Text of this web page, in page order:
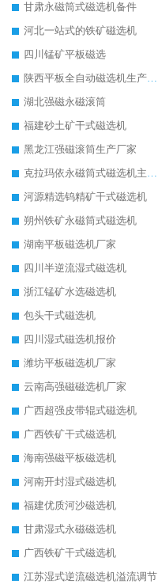
甘肃永磁筒式磁选机备件
河北一站式的铁矿磁选机
四川锰矿平板磁选
陕西平板全自动磁选机生产厂家
湖北强磁永磁滚筒
福建砂土矿干式磁选机
黑龙江强磁滚筒生产厂家
克拉玛依永磁筒式磁选机主要技术参数
河源精选钨精矿干式磁选机
朔州铁矿永磁筒式磁选机
湖南平板磁选机厂家
四川半逆流湿式磁选机
浙江锰矿水选磁选机
包头干式磁选机
四川湿式磁选机报价
潍坊平板磁选机厂家
云南高强磁磁选机厂家
广西超强皮带辊式磁选机
广西铁矿干式磁选机
海南强磁平板磁选机
河南开封湿式磁选机
福建优质河沙磁选机
甘肃湿式永磁磁选机
广西铁矿干式磁选机
江苏湿式逆流磁选机溢流调节